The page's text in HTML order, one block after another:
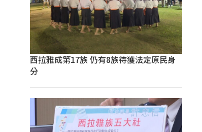
西拉雅成第17族 仍有8族待獲法定原民身
分